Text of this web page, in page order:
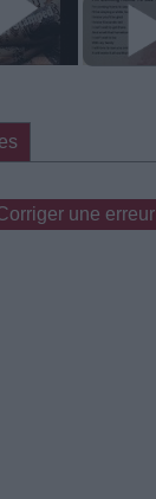
une erreur